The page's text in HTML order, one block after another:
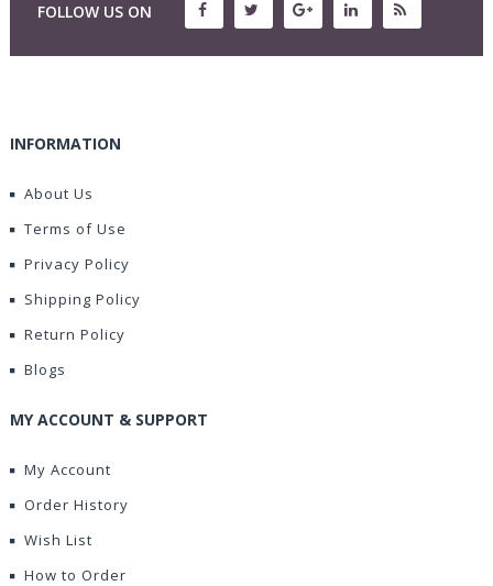
FOLLOW US ON
INFORMATION
About Us
Terms of Use
Privacy Policy
Shipping Policy
Return Policy
Blogs
MY ACCOUNT & SUPPORT
My Account
Order History
Wish List
How to Order